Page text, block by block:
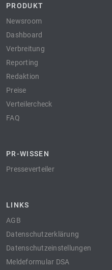
PRODUKT
Newsroom
Dashboard
Verbreitung
Reporting
Redaktion
Preise
Verteilercheck
FAQ
PR-WISSEN
Presseverteiler
LINKS
AGB
Datenschutzerklärung
Datenschutzeinstellungen
Meldeformular DSA